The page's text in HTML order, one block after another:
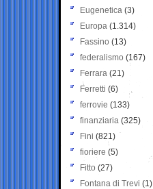
Eugenetica (3)
Europa (1.314)
Fassino (13)
federalismo (167)
Ferrara (21)
Ferretti (6)
ferrovie (133)
finanziaria (325)
Fini (821)
fioriere (5)
Fitto (27)
Fontana di Trevi (1)